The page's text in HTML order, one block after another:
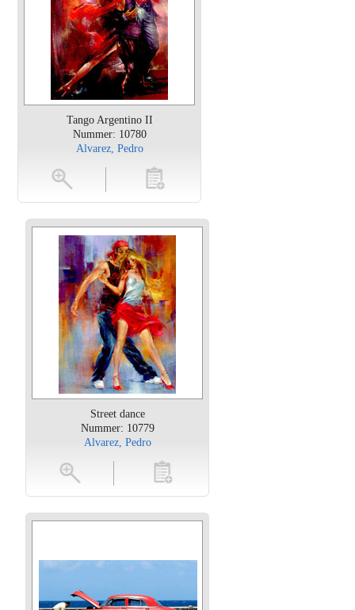
Tango Argentino II
Nummer: 10780
Alvarez, Pedro
toevoegen
Street dance
Nummer: 10779
Alvarez, Pedro
toevoegen